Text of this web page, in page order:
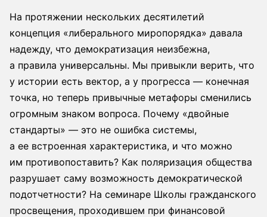
На протяжении нескольких десятилетий
концепция «либерального миропорядка» давала
надежду, что демократизация неизбежна,
а правила универсальны. Мы привыкли верить, что
у истории есть вектор, а у прогресса — конечная
точка, но теперь привычные метафоры сменились
огромным знаком вопроса. Почему «двойные
стандарты» — это не ошибка системы,
а ее встроенная характеристика, и что можно
им противопоставить? Как поляризация общества
разрушает саму возможность демократической
подотчетности? На семинаре Школы гражданского
просвещения, проходившем при финансовой